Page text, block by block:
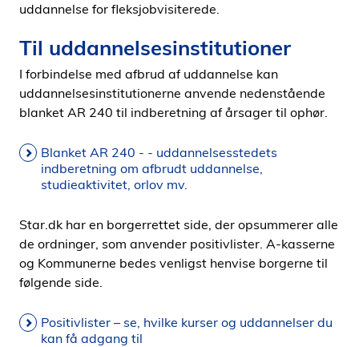
uddannelse for fleksjobvisiterede.
Til uddannelsesinstitutioner
I forbindelse med afbrud af uddannelse kan
uddannelsesinstitutionerne anvende nedenstående
blanket AR 240 til indberetning af årsager til ophør.
Blanket AR 240 - - uddannelsesstedets
indberetning om afbrudt uddannelse,
studieaktivitet, orlov mv.
Star.dk har en borgerrettet side, der opsummerer alle
de ordninger, som anvender positivlister. A-kasserne
og Kommunerne bedes venligst henvise borgerne til
følgende side.
Positivlister – se, hvilke kurser og uddannelser du
kan få adgang til